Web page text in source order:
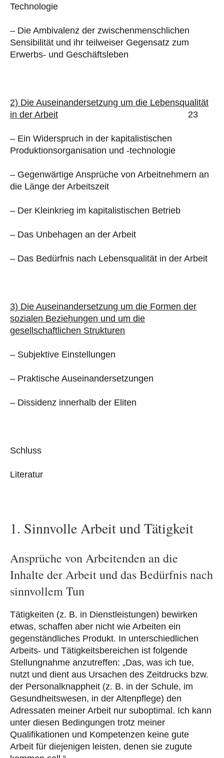
Technologie
– Die Ambivalenz der zwischenmenschlichen
Sensibilität und ihr teilweiser Gegensatz zum
Erwerbs- und Geschäftsleben
2) Die Auseinandersetzung um die Lebensqualität
in der Arbeit 23
– Ein Widerspruch in der kapitalistischen
Produktionsorganisation und -technologie
– Gegenwärtige Ansprüche von Arbeitnehmern an
die Länge der Arbeitszeit
– Der Kleinkrieg im kapitalistischen Betrieb
– Das Unbehagen an der Arbeit
– Das Bedürfnis nach Lebensqualität in der Arbeit
3) Die Auseinandersetzung um die Formen der
sozialen Beziehungen und um die
gesellschaftlichen Strukturen
– Subjektive Einstellungen
– Praktische Auseinandersetzungen
– Dissidenz innerhalb der Eliten
Schluss
Literatur
1. Sinnvolle Arbeit und Tätigkeit
Ansprüche von Arbeitenden an die
Inhalte der Arbeit und das Bedürfnis nach
sinnvollem Tun
Tätigkeiten (z. B. in Dienstleistungen) bewirken
etwas, schaffen aber nicht wie Arbeiten ein
gegenständliches Produkt. In unterschiedlichen
Arbeits- und Tätigkeitsbereichen ist folgende
Stellungnahme anzutreffen: „Das, was ich tue,
nutzt und dient aus Ursachen des Zeitdrucks bzw.
der Personalknappheit (z. B. in der Schule, im
Gesundheitswesen, in der Altenpflege) den
Adressaten meiner Arbeit nur suboptimal. Ich kann
unter diesen Bedingungen trotz meiner
Qualifikationen und Kompetenzen keine gute
Arbeit für diejenigen leisten, denen sie zugute